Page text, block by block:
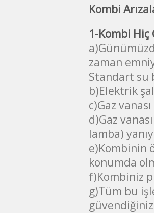
Kombi
1-Kombi Hiç
zaman
Standart su
b)Elektrik
c)Gaz
d)Gaz
lamba)
e)Kombinin
konumda
f)Kombiniz
g)Tüm bu